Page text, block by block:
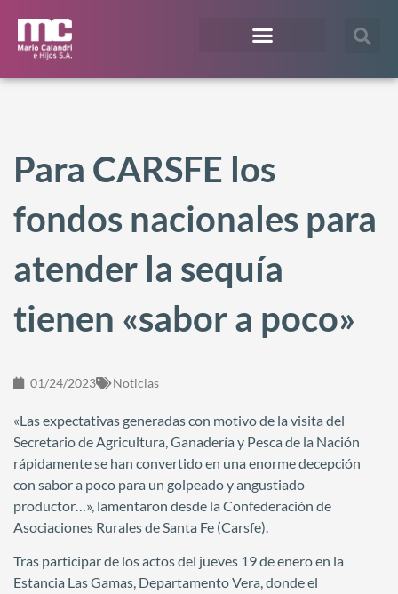
Para CARSFE los
fondos nacionales para
atender la sequía
tienen «sabor a poco»
01/24/2023 Noticias
«Las expectativas generadas con motivo de la visita del
Secretario de Agricultura, Ganadería y Pesca de la Nación
rápidamente se han convertido en una enorme decepción
con sabor a poco para un golpeado y angustiado
productor…», lamentaron desde la Confederación de
Asociaciones Rurales de Santa Fe (Carsfe).
Tras participar de los actos del jueves 19 de enero en la
Estancia Las Gamas, Departamento Vera, donde el